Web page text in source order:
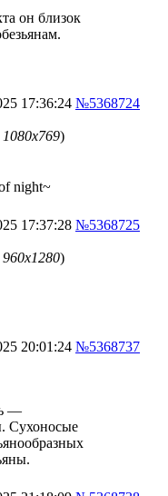
он близок
17:36:24 №5368724
)
night~
17:37:28 №5368725
)
20:01:24 №5368737
—
Сухоносые